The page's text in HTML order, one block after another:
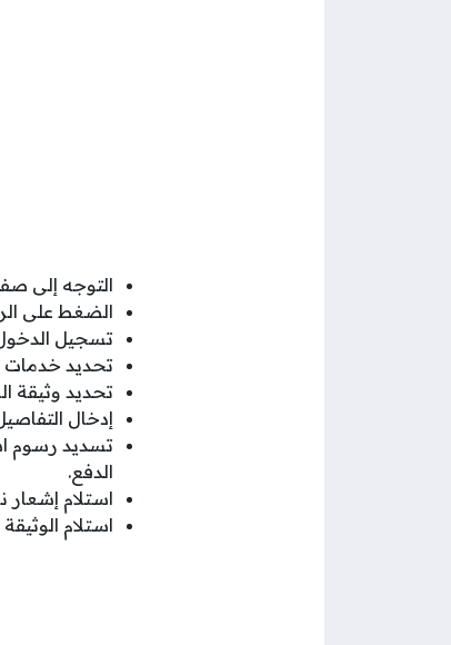
التوجه إلى
الضغط على
تسجيل
تحديد خدمات
تحديد وثيقة
إدخال
تسديد رسوم
الدفع.
استلام إشعار
استلام